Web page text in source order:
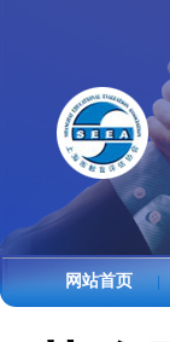
网站首页